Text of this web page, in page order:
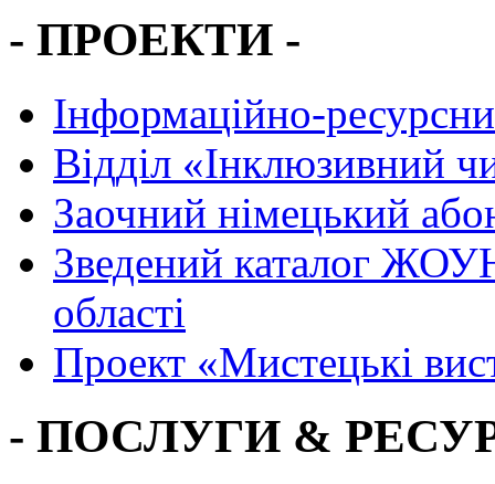
- ПРОЕКТИ -
Інформаційно-
Вiддiл «Інклюзивний
Заочний німецький
Зведений каталог
області
Проект «Мистецькі
- ПОСЛУГИ &